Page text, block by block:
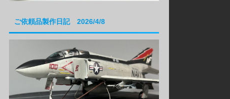
ご依頼品製作日記 2026/4/8